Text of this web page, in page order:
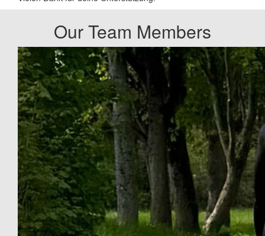
Our Team Members